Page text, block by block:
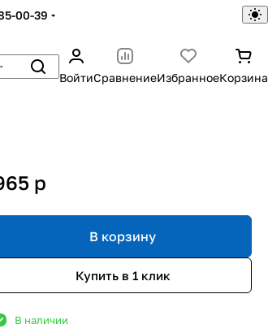
00-39
ВойтиСравнениеИзбранноеКорзина
p
В корзину
Купить в 1 клик
В наличии